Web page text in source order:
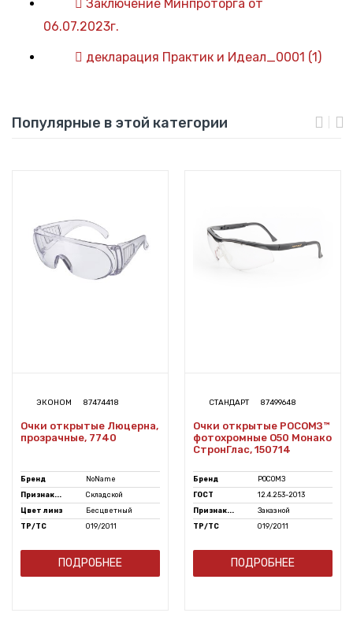
Заключение Минпроторга от
06.07.2023г.
декларация Практик и Идеал_0001 (1)
Популярные в этой категории
ЭКОНОМ 87474418
Очки открытые Люцерна,
прозрачные, 7740
Бренд
NoName
Признак...
Складской
Цвет линз
Бесцветный
ТР/ТС
019/2011
ПОДРОБНЕЕ
СТАНДАРТ 87499648
Очки открытые РОСОМЗ™
фотохромные О50 Монако
СтронГлас, 150714
Бренд
РОСОМЗ
ГОСТ
12.4.253-2013
Признак...
Заказной
ТР/ТС
019/2011
ПОДРОБНЕЕ